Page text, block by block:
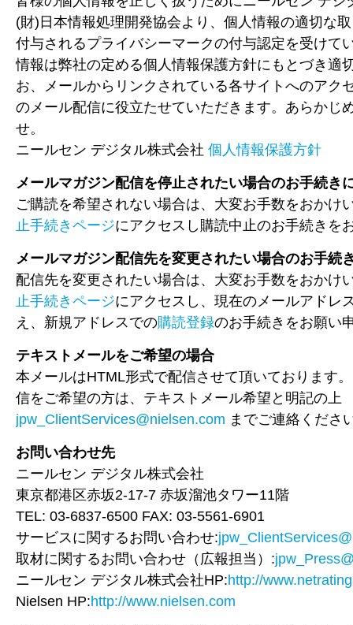
(財)日本情報処理開発協会より、個人情報の適切な
付与されるプライバシーマークの付与認定を受けて
情報は弊社の定める個人情報保護方針にもとづき適
お、メールからリンクされている各サイトへのアク
のメール配信に役立たせていただきます。あらかじ
せ。
ニールセン デジタル株式会社 個人情報保護方針
メールマガジン配信を停止されたい場合のお手続き
ご購読を希望されない場合は、大変お手数をおかけ
止手続きページにアクセスし購読中止のお手続きを
メールマガジン配信先を変更されたい場合のお手続
配信先を変更されたい場合は、大変お手数をおかけ
止手続きページにアクセスし、現在のメールアドレ
え、新規アドレスでの購読登録のお手続きをお願い
テキストメールをご希望の場合
本メールはHTML形式で配信させて頂いております
信をご希望の方は、テキストメール希望と明記の上
jpw_ClientServices@nielsen.com までご連絡くださ
お問い合わせ先
ニールセン デジタル株式会社
東京都港区赤坂2-17-7 赤坂溜池タワー11階
TEL: 03-6837-6500 FAX: 03-5561-6901
サービスに関するお問い合わせ:
取材に関するお問い合わせ（広報担当）:
ニールセン デジタル株式会社HP:http://
Nielsen HP:http://www.nielsen.com